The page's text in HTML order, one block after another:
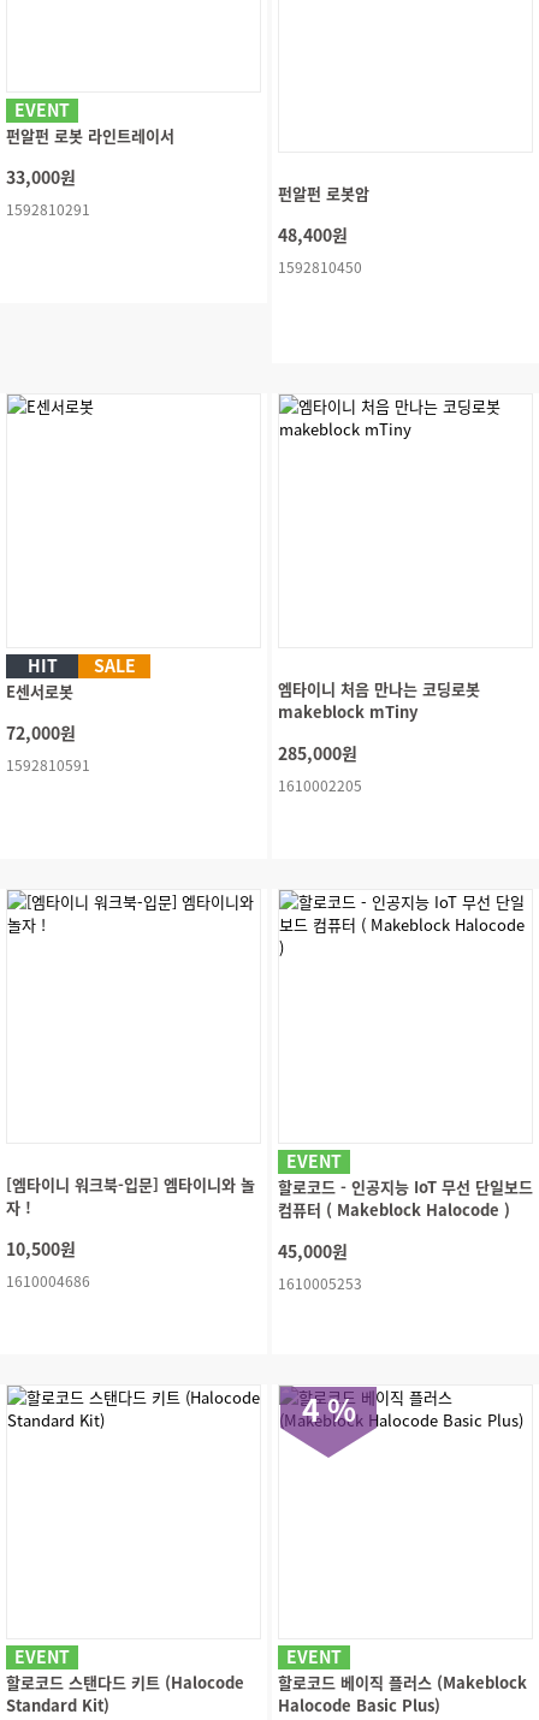
EVENT
펀알펀 로봇 라인트레이서
33,000원
1592810291
펀알펀 로봇암
48,400원
1592810450
HIT SALE
E센서로봇
72,000원
1592810591
엠타이니 처음 만나는 코딩로봇
makeblock mTiny
285,000원
1610002205
[엠타이니 워크북-입문] 엠타이니와 놀
자 !
10,500원
1610004686
EVENT
할로코드 - 인공지능 IoT 무선 단일보드
컴퓨터 ( Makeblock Halocode )
45,000원
1610005253
EVENT
할로코드 스탠다드 키트 (Halocode
Standard Kit)
4 %
EVENT
할로코드 베이직 플러스 (Makeblock
Halocode Basic Plus)